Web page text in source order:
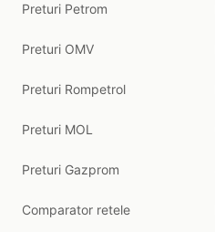
Preturi Petrom
Preturi OMV
Preturi Rompetrol
Preturi MOL
Preturi Gazprom
Comparator retele